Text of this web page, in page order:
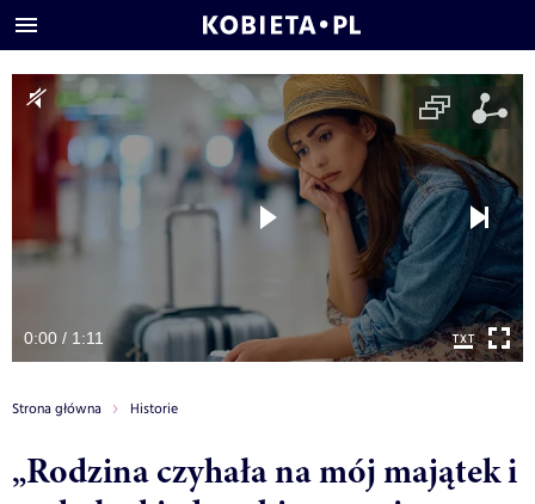
0:00 / 1:11
Strona główna Historie
„Rodzina czyhała na mój majątek i